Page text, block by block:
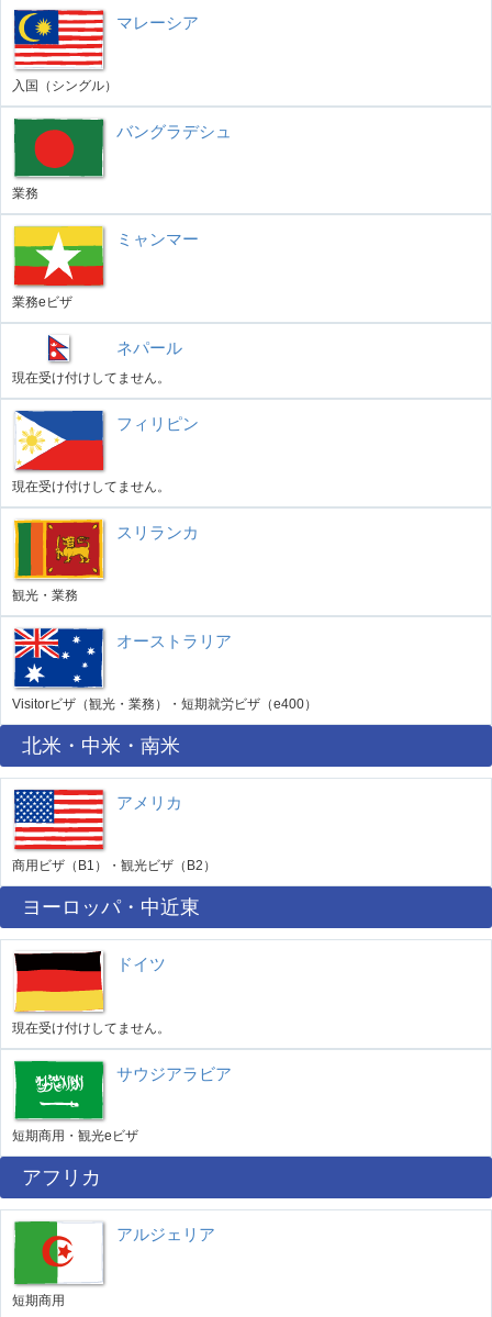
マレーシア
入国（シングル）
バングラデシュ
業務
ミャンマー
業務eビザ
ネパール
現在受け付けしてません。
フィリピン
現在受け付けしてません。
スリランカ
観光・業務
オーストラリア
Visitorビザ（観光・業務）・短期就労ビザ（e400）
北米・中米・南米
アメリカ
商用ビザ（B1）・観光ビザ（B2）
ヨーロッパ・中近東
ドイツ
現在受け付けしてません。
サウジアラビア
短期商用・観光eビザ
アフリカ
アルジェリア
短期商用